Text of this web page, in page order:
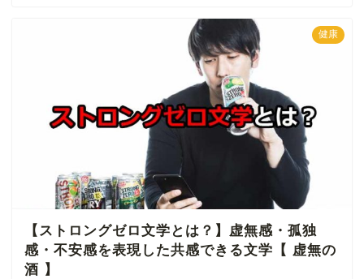
健康
【ストロングゼロ文学とは？】虚無感・孤独
感・不安感を表現した共感できる文学【 虚無の
酒 】